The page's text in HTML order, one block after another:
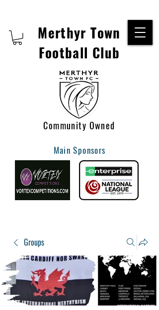
Merthyr Town
Football Club
Community Owned
Main Sponsors
Groups